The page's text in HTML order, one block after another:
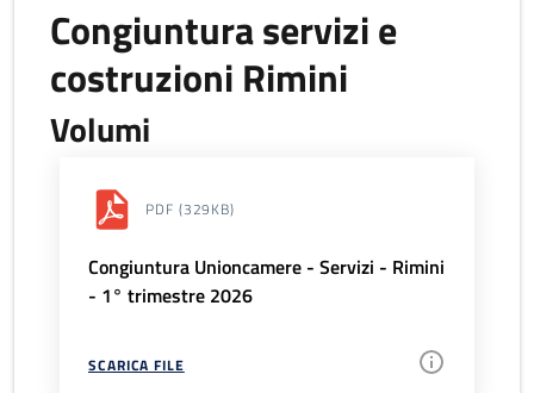
Congiuntura servizi e
costruzioni Rimini
Volumi
PDF (329KB)
Congiuntura Unioncamere - Servizi - Rimini
- 1° trimestre 2026
SCARICA FILE